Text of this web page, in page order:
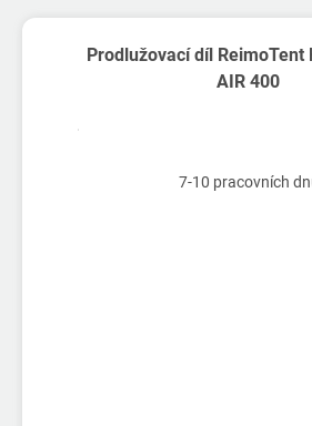
Prodlužovací díl ReimoTent
AIR 400
7-10 pracovních